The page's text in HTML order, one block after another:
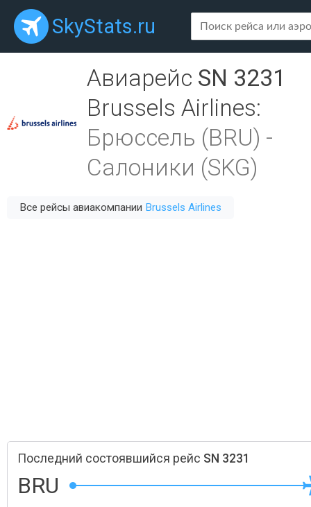
SkyStats.ru
Авиарейс SN 3231
Brussels Airlines:
Брюссель (BRU) -
Салоники (SKG)
Все рейсы авиакомпании Brussels Airlines
Последний состоявшийся рейс SN 3231
BRU